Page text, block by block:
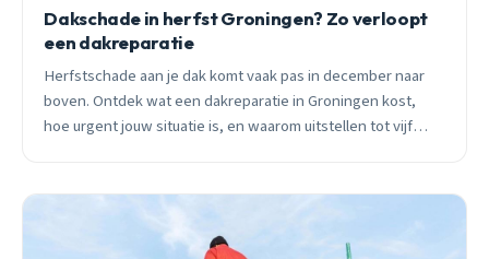
Dakschade in herfst Groningen? Zo verloopt
een dakreparatie
Herfstschade aan je dak komt vaak pas in december naar
boven. Ontdek wat een dakreparatie in Groningen kost,
hoe urgent jouw situatie is, en waarom uitstellen tot vijf